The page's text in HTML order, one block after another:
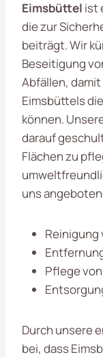
Eimsbüttel ist
die zur
beiträgt. Wir
Beseitigung
Abfällen,
Eimsbüttels
können.
darauf
Flächen zu
uns
Reinigung
Pflege
Durch unsere
bei, dass